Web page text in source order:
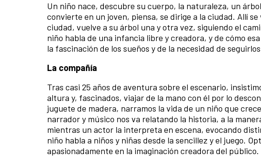
Un niño nace, descubre su cuerpo, la naturaleza, un
convierte en un joven, piensa, se dirige a la ciudad. Allí
ciudad, vuelve a su árbol una y otra vez, siguiendo el
niño habla de una infancia libre y creadora, y de cómo
la fascinación de los sueños y de la necesidad de
La compañía
Tras casi 25 años de aventura sobre el escenario,
altura y, fascinados, viajar de la mano con él por lo
juguete de madera, narramos la vida de un niño que
narrador y músico nos va relatando la historia, a la
mientras un actor la interpreta en escena, evocando
niño habla a niños y niñas desde la sencillez y el juego.
apasionadamente en la imaginación creadora del público.